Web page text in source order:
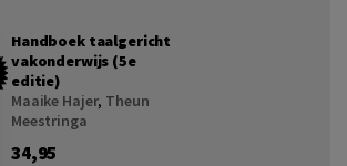
Handboek taalgericht
vakonderwijs (5e
editie)
Maaike Hajer, Theun
Meestringa
34,95